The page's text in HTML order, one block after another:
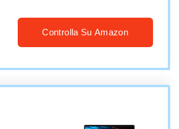
Controlla Su Amazon